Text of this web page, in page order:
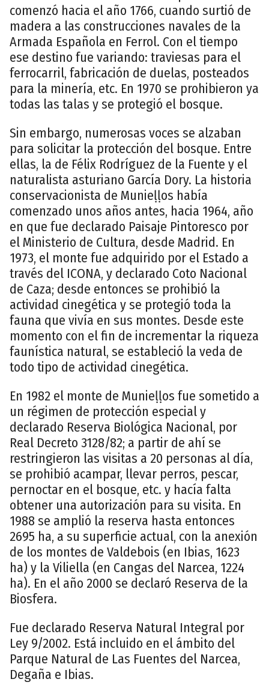
comenzó hacia el año 1766, cuando surtió de
madera a las construcciones navales de la
Armada Española en Ferrol. Con el tiempo
ese destino fue variando: traviesas para el
ferrocarril, fabricación de duelas, posteados
para la minería, etc. En 1970 se prohibieron ya
todas las talas y se protegió el bosque.
Sin embargo, numerosas voces se alzaban
para solicitar la protección del bosque. Entre
ellas, la de Félix Rodríguez de la Fuente y el
naturalista asturiano García Dory. La historia
conservacionista de Munieḷḷos había
comenzado unos años antes, hacia 1964, año
en que fue declarado Paisaje Pintoresco por
el Ministerio de Cultura, desde Madrid. En
1973, el monte fue adquirido por el Estado a
través del ICONA, y declarado Coto Nacional
de Caza; desde entonces se prohibió la
actividad cinegética y se protegió toda la
fauna que vivía en sus montes. Desde este
momento con el fin de incrementar la riqueza
faunística natural, se estableció la veda de
todo tipo de actividad cinegética.
En 1982 el monte de Munieḷḷos fue sometido a
un régimen de protección especial y
declarado Reserva Biológica Nacional, por
Real Decreto 3128/82; a partir de ahí se
restringieron las visitas a 20 personas al día,
se prohibió acampar, llevar perros, pescar,
pernoctar en el bosque, etc. y hacía falta
obtener una autorización para su visita. En
1988 se amplió la reserva hasta entonces
2695 ha, a su superficie actual, con la anexión
de los montes de Valdebois (en Ibias, 1623
ha) y la Viliella (en Cangas del Narcea, 1224
ha). En el año 2000 se declaró Reserva de la
Biosfera.
Fue declarado Reserva Natural Integral por
Ley 9/2002. Está incluido en el ámbito del
Parque Natural de Las Fuentes del Narcea,
Degaña e Ibias.